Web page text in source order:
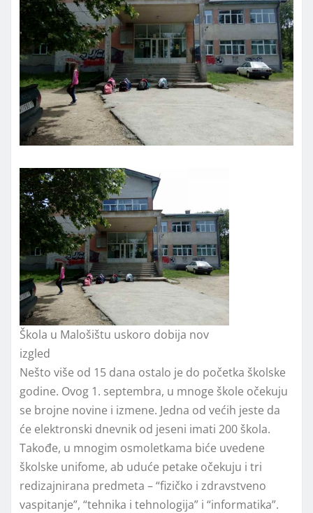
Škola u Malošištu uskoro dobija nov
izgled
Nešto više od 15 dana ostalo je do početka školske
godine. Ovog 1. septembra, u mnoge škole očekuju
se brojne novine i izmene. Jedna od većih jeste da
će elektronski dnevnik od jeseni imati 200 škola.
Takođe, u mnogim osmoletkama biće uvedene
školske unifome, ab uduće petake očekuju i tri
redizajnirana predmeta – “fizičko i zdravstveno
vaspitanje”, “tehnika i tehnologija” i “informatika”.